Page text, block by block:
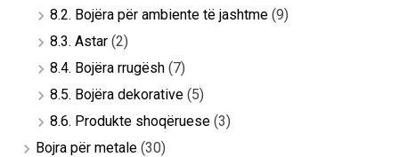
8.2. Bojëra për ambiente të jashtme (9)
8.3. Astar (2)
8.4. Bojëra rrugësh (7)
8.5. Bojëra dekorative (5)
8.6. Produkte shoqëruese (3)
Bojra për metale (30)